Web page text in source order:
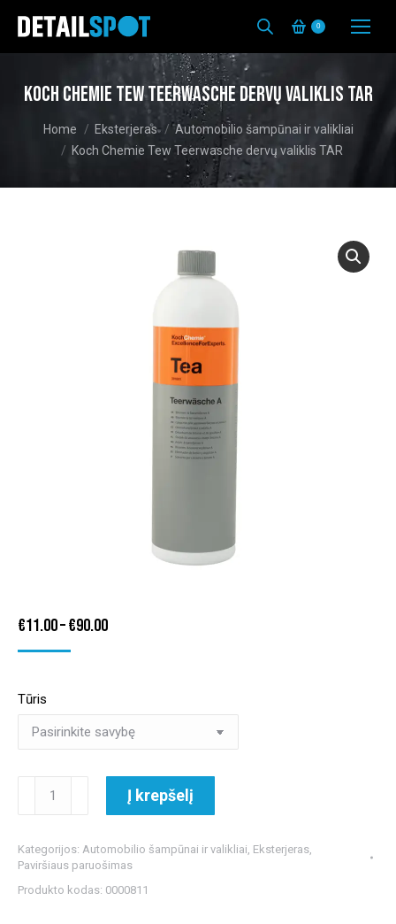
0
Koch Chemie Tew Teerwasche dervų valiklis TAR
You are here:
Home Eksterjeras
Automobilio šampūnai ir valikliai
Koch Chemie Tew Teerwasche dervų valiklis TAR
€11.00–€90.00Price
€90.00
Tūris
produkto
Chemie
Tew
Teerwasche
Į krepšelį
Kategorijos: Automobilio šampūnai ir valikliai, Eksterjeras,
Paviršiaus paruošimas
Produkto kodas: 0000811